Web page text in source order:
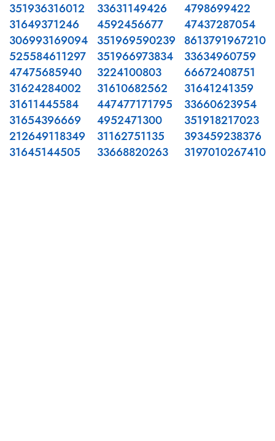
351936316012
31649371246
306993169094
525584611297
47475685940
31624284002
31611445584
31654396669
212649118349
31645144505
33631149426
4592456677
351969590239
351966973834
3224100803
31610682562
447477171795
4952471300
31162751135
33668820263
4798699422
47437287054
8613791967210
33634960759
66672408751
31641241359
33660623954
351918217023
393459238376
3197010267410